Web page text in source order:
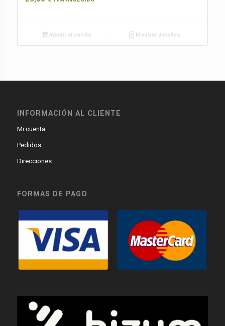
Añadir al carrito Mostrar detalles
INFORMACIÓN AL CLIENTE
Mi cuenta
Pedidos
Direcciones
FORMAS DE PAGO